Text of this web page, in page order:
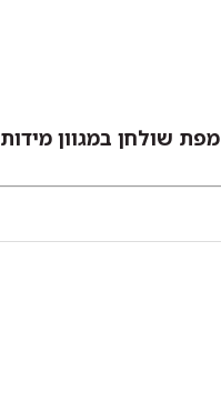
מפת שולחן במגוון מידות